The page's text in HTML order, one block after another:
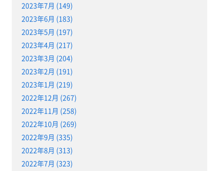
2023年7月 (149)
2023年6月 (183)
2023年5月 (197)
2023年4月 (217)
2023年3月 (204)
2023年2月 (191)
2023年1月 (219)
2022年12月 (267)
2022年11月 (258)
2022年10月 (269)
2022年9月 (335)
2022年8月 (313)
2022年7月 (323)